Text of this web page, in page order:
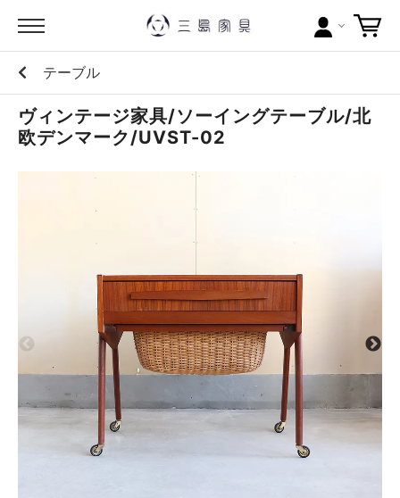
カテゴリー
ブランドから探す
当店について
ポイントについて
配送料について
ラッピングについて
メールマガジン
Instagram
テーブル
ヴィンテージ家具/ソーイングテーブル/北
欧デンマーク/UVST-02